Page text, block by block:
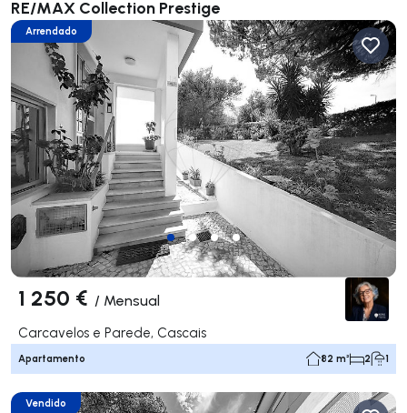
RE/MAX Collection Prestige
Arrendado
1 250 € / Mensual
Carcavelos e Parede, Cascais
Apartamento 82 m² 2 1
Vendido